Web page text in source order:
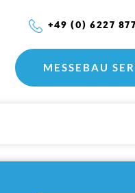
+49 (0) 6227
MESSEBAU